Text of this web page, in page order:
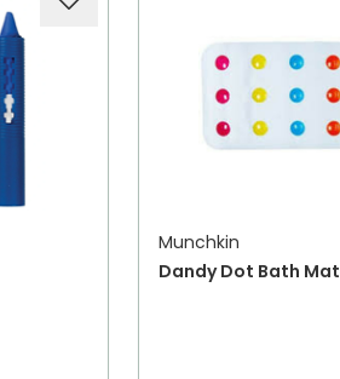
Munchkin
Dandy Dot Bath Mat